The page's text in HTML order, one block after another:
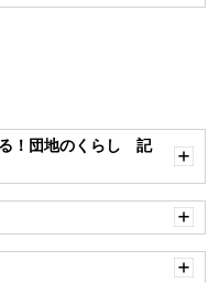
く
！団地のくらし 記
く